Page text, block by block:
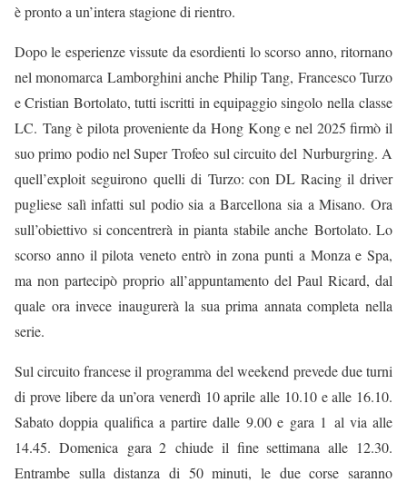
è pronto a un’intera stagione di rientro.
Dopo le esperienze vissute da esordienti lo scorso anno, ritornano
nel monomarca Lamborghini anche Philip Tang, Francesco Turzo
e Cristian Bortolato, tutti iscritti in equipaggio singolo nella classe
LC. Tang è pilota proveniente da Hong Kong e nel 2025 firmò il
suo primo podio nel Super Trofeo sul circuito del Nurburgring. A
quell’exploit seguirono quelli di Turzo: con DL Racing il driver
pugliese salì infatti sul podio sia a Barcellona sia a Misano. Ora
sull’obiettivo si concentrerà in pianta stabile anche Bortolato. Lo
scorso anno il pilota veneto entrò in zona punti a Monza e Spa,
ma non partecipò proprio all’appuntamento del Paul Ricard, dal
quale ora invece inaugurerà la sua prima annata completa nella
serie.
Sul circuito francese il programma del weekend prevede due turni
di prove libere da un’ora venerdì 10 aprile alle 10.10 e alle 16.10.
Sabato doppia qualifica a partire dalle 9.00 e gara 1 al via alle
14.45. Domenica gara 2 chiude il fine settimana alle 12.30.
Entrambe sulla distanza di 50 minuti, le due corse saranno